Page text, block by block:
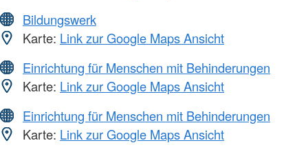
Bildungswerk
Karte: Link zur Google Maps Ansicht
Einrichtung für Menschen mit Behinderungen
Karte: Link zur Google Maps Ansicht
Einrichtung für Menschen mit Behinderungen
Karte: Link zur Google Maps Ansicht